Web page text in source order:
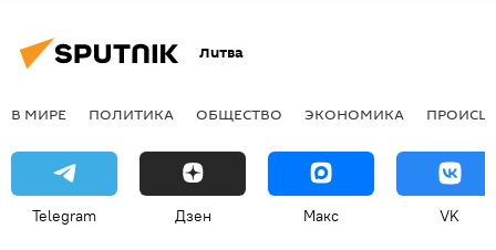
Литва
В МИРЕ ПОЛИТИКА ОБЩЕСТВО ЭКОНОМИКА
Telegram Дзен Макс VK